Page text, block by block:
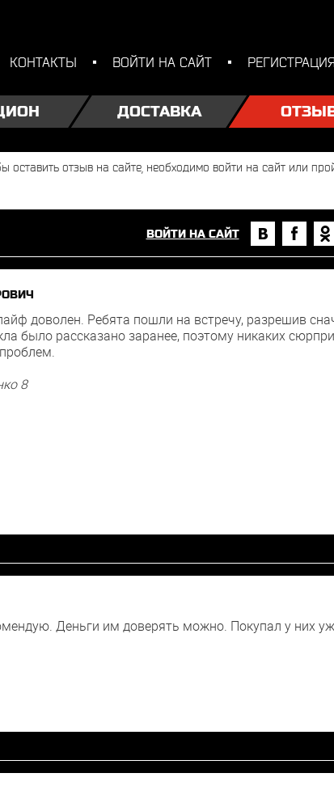
КОНТАКТЫ ВОЙТИ НА САЙТ РЕГИСТРАЦИЯ
ДОСТАВКА
ВОЙТИ НА САЙТ
доволен. Ребята пошли на встречу, разрешив
было рассказано заранее, поэтому никаких
8
Деньги им доверять можно. Покупал у них